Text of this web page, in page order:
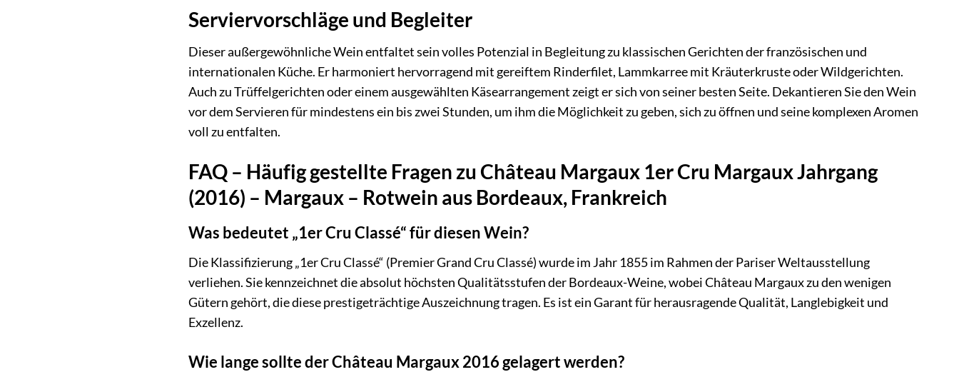
Serviervorschläge und Begleiter
Dieser außergewöhnliche Wein entfaltet sein volles Potenzial in Begleitung zu klassischen Gerichten der französischen und
internationalen Küche. Er harmoniert hervorragend mit gereiftem Rinderfilet, Lammkarree mit Kräuterkruste oder Wildgerichten.
Auch zu Trüffelgerichten oder einem ausgewählten Käsearrangement zeigt er sich von seiner besten Seite. Dekantieren Sie den Wein
vor dem Servieren für mindestens ein bis zwei Stunden, um ihm die Möglichkeit zu geben, sich zu öffnen und seine komplexen Aromen
voll zu entfalten.
FAQ – Häufig gestellte Fragen zu Château Margaux 1er Cru Margaux Jahrgang
(2016) – Margaux – Rotwein aus Bordeaux, Frankreich
Was bedeutet „1er Cru Classé“ für diesen Wein?
Die Klassifizierung „1er Cru Classé“ (Premier Grand Cru Classé) wurde im Jahr 1855 im Rahmen der Pariser Weltausstellung
verliehen. Sie kennzeichnet die absolut höchsten Qualitätsstufen der Bordeaux-Weine, wobei Château Margaux zu den wenigen
Gütern gehört, die diese prestigeträchtige Auszeichnung tragen. Es ist ein Garant für herausragende Qualität, Langlebigkeit und
Exzellenz.
Wie lange sollte der Château Margaux 2016 gelagert werden?